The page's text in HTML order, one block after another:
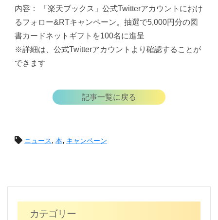
内容： 「楽天ブックス」公式Twitterアカウントにおけ
るフォロー&RTキャンペーン。抽選で5,000円分の図
書カードネットギフトを100名に進呈
※詳細は、公式Twitterアカウントより確認することが
できます
記事一覧に戻る
投
ビ
ニュース, 本, キャンペーン
カテゴリー